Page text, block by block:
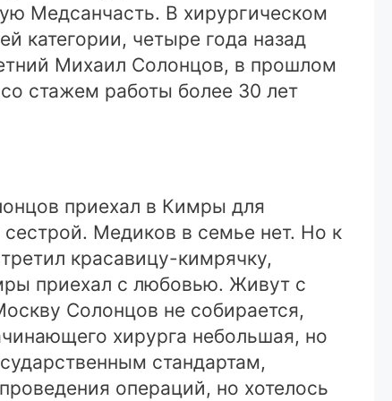
Медсанчасть. В хирургическом
категории, четыре года назад
Михаил Солонцов, в прошлом
стажем работы более 30 лет
приехал в Кимры для
Медиков в семье нет. Но к
красавицу-кимрячку,
приехал с любовью. Живут с
Солонцов не собирается,
хирурга небольшая, но
стандартам,
операций, но хотелось